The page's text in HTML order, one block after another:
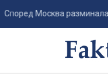
Москва разминалата се